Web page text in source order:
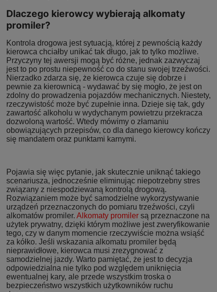
Dlaczego kierowcy wybierają alkomaty
promiler?
Kontrola drogowa jest sytuacją, której z pewnością każdy
kierowca chciałby unikać tak długo, jak to tylko możliwe.
Przyczyny tej awersji mogą być różne, jednak zazwyczaj
jest to po prostu niepewność co do stanu swojej trzeźwości.
Nierzadko zdarza się, że kierowca czuje się dobrze i
pewnie za kierownicą - wydawać by się mogło, że jest on
zdolny do prowadzenia pojazdów mechanicznych. Niestety,
rzeczywistość może być zupełnie inna. Dzieje się tak, gdy
zawartość alkoholu w wydychanym powietrzu przekracza
dozwoloną wartość. Wtedy mówimy o złamaniu
obowiązujących przepisów, co dla danego kierowcy kończy
się mandatem oraz punktami karnymi.
Pojawia się więc pytanie, jak skutecznie uniknąć takiego
scenariusza, jednocześnie eliminując niepotrzebny stres
związany z niespodziewaną kontrolą drogową.
Rozwiązaniem może być samodzielne wykorzystywanie
urządzeń przeznaczonych do pomiaru trzeźwości, czyli
alkomatów promiler. Alkomaty promiler są przeznaczone na
użytek prywatny, dzięki którym możliwe jest zweryfikowanie
tego, czy w danym momencie rzeczywiście można wsiąść
za kółko. Jeśli wskazania alkomatu promiler będą
nieprawidłowe, kierowca musi zrezygnować z
samodzielnej jazdy. Warto pamiętać, że jest to decyzja
odpowiedzialna nie tylko pod względem uniknięcia
ewentualnej kary, ale przede wszystkim troska o
bezpieczeństwo wszystkich użytkowników ruchu